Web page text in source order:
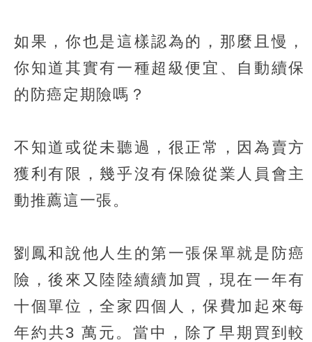
如果，你也是這樣認為的，那麼且慢，
你知道其實有一種超級便宜、自動續保
的防癌定期險嗎？
不知道或從未聽過，很正常，因為賣方
獲利有限，幾乎沒有保險從業人員會主
動推薦這一張。
劉鳳和說他人生的第一張保單就是防癌
險，後來又陸陸續續加買，現在一年有
十個單位，全家四個人，保費加起來每
年約共3 萬元。當中，除了早期買到較